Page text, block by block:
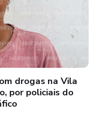
mandado de
apoio das equipes